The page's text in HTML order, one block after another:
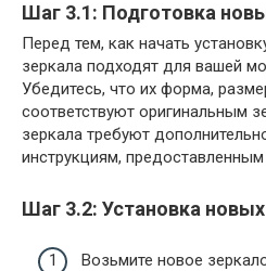
Шаг 3.1: Подготовка
Перед тем, как начать
зеркала подходят для вашей
Убедитесь, что их форма,
соответствуют оригинальным
зеркала требуют
инструкциям,
Шаг 3.2: Установка
Возьмите новое